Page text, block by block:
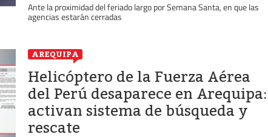
Ante la proximidad del feriado largo por Semana Santa, en que las
agencias estarán cerradas
AREQUIPA
Helicóptero de la Fuerza Aérea
del Perú desaparece en Arequipa:
activan sistema de búsqueda y
rescate